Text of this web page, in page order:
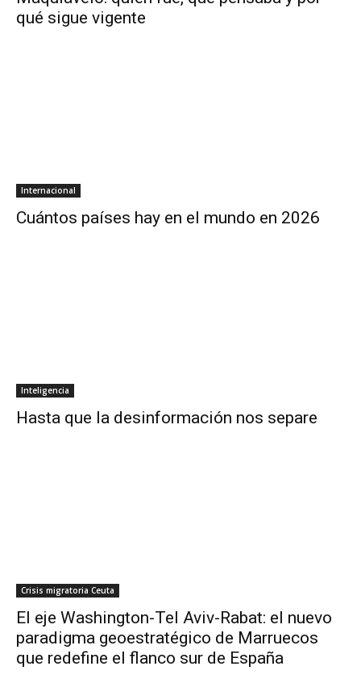
qué sigue vigente
Internacional
Cuántos países hay en el mundo en 2026
Inteligencia
Hasta que la desinformación nos separe
Crisis migratoria Ceuta
El eje Washington-Tel Aviv-Rabat: el nuevo
paradigma geoestratégico de Marruecos
que redefine el flanco sur de España